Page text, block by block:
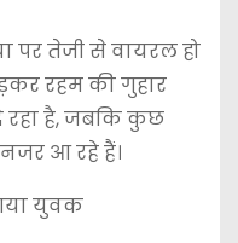
पर तेजी से वायरल हो
रहम की गुहार
रहा है, जबकि कुछ
आ रहे हैं।
युवक